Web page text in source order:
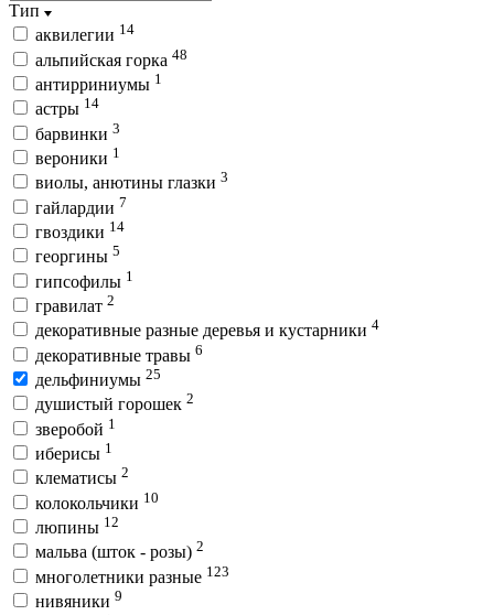
Тип
аквилегии 14
альпийская горка 48
антирриниумы 1
астры 14
барвинки 3
вероники 1
виолы, анютины глазки 3
гайлардии 7
гвоздики 14
георгины 5
гипсофилы 1
гравилат 2
декоративные разные деревья и кустарники 4
декоративные травы 6
дельфиниумы 25
душистый горошек 2
зверобой 1
иберисы 1
клематисы 2
колокольчики 10
люпины 12
мальва (шток - розы) 2
многолетники разные 123
нивяники 9